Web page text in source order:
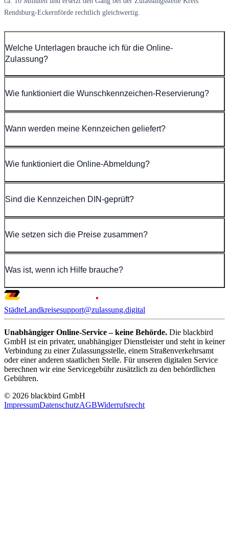
Rendsburg-Eckernförde rechtlich gleichwertig.
Welche Unterlagen brauche ich für die Online-
Zulassung?
Wie funktioniert die Wunschkennzeichen-Reservierung?
Wann werden meine Kennzeichen geliefert?
Wie funktioniert die Online-Abmeldung?
Sind die Kennzeichen DIN-geprüft?
Wie setzen sich die Preise zusammen?
Was ist, wenn ich Hilfe brauche?
StädteLandkreisesupport@zulassung.digital
Unabhängiger Online-Service – keine Behörde. Die blackbird
GmbH ist ein privater, unabhängiger Dienstleister und steht in keiner
Verbindung zu einer Zulassungsstelle, einem Straßenverkehrsamt
oder einer anderen staatlichen Stelle. Für unseren digitalen Service
berechnen wir eine Servicegebühr zusätzlich zu den behördlichen
Gebühren.
© 2026 blackbird GmbH
ImpressumDatenschutzAGBWiderrufsrecht